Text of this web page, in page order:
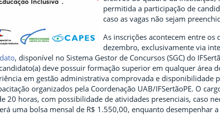
permitida a participação de
caso as vagas não sejam
As inscrições acontecem entre os
dezembro, exclusivamente via
, disponível no Sistema Gestor de Concursos (SGC) do
deve possuir formação superior em qualquer área
em gestão administrativa comprovada e disponibilidade
organizados pela Coordenação UAB/IFSertãoPE. O
20 horas, com possibilidade de atividades presenciais, caso
uma bolsa mensal de R$ 1.550,00, enquanto desempenhar